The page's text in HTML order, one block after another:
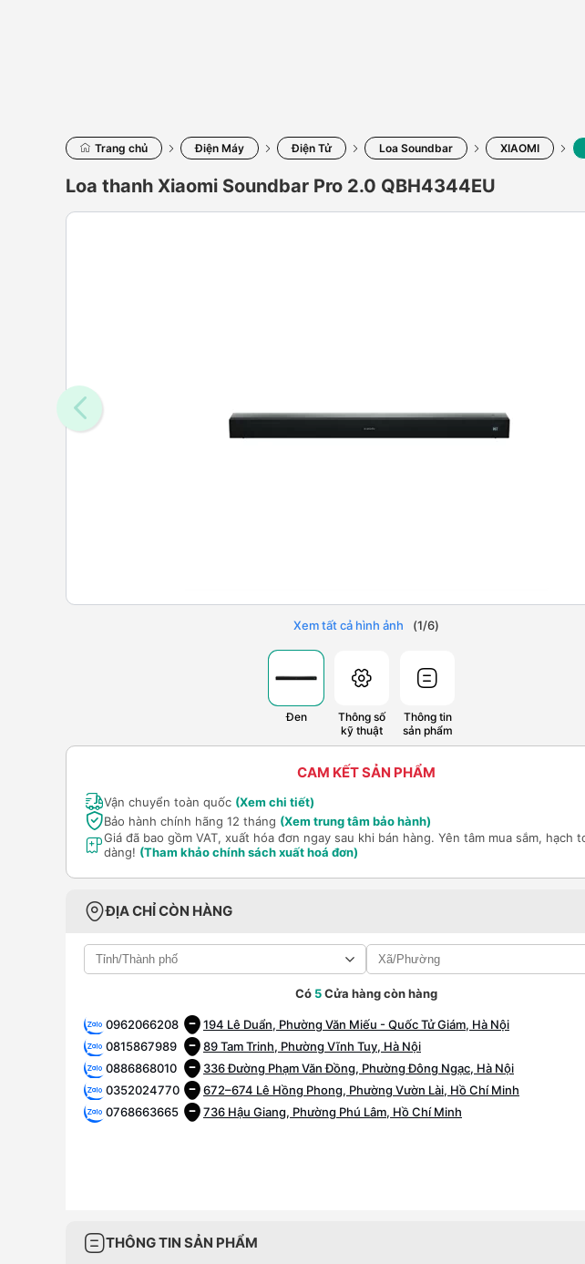
Trang chủ Điện Máy Điện Tử Loa Soundbar XIAOMI
Loa thanh Xiaomi Soundbar Pro 2.0 QBH4344EU
Xem tất cả hình ảnh (1/6)
Đen
Thông số
kỹ thuật
Thông tin
sản phẩm
CAM KẾT SẢN PHẨM
Vận chuyển toàn quốc (Xem chi tiết)
Bảo hành chính hãng 12 tháng (Xem trung tâm bảo hành)
Giá đã bao gồm VAT, xuất hóa đơn ngay sau khi bán hàng. Yên tâm mua sắm, hạch
dàng! (Tham khảo chính sách xuất hoá đơn)
ĐỊA CHỈ CÒN HÀNG
Có 5Cửa hàng còn hàng
0962066208
194 Lê Duẩn, Phường Văn Miếu - Quốc Tử Giám, Hà Nội
0815867989
89 Tam Trinh, Phường Vĩnh Tuy, Hà Nội
0886868010
336 Đường Phạm Văn Đồng, Phường Đông Ngạc, Hà Nội
0352024770
672–674 Lê Hồng Phong, Phường Vườn Lài, Hồ Chí Minh
0768663665
736 Hậu Giang, Phường Phú Lâm, Hồ Chí Minh
THÔNG TIN SẢN PHẨM